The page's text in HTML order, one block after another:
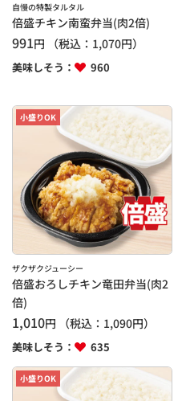
自慢の特製タルタル
倍盛チキン南蛮弁当(肉2倍)
991円 （税込： 1,070円）
美味しそう： 960
小盛りOK
ザクザクジューシー
倍盛おろしチキン竜田弁当(肉2
倍)
1,010円 （税込： 1,090円）
美味しそう： 635
小盛りOK